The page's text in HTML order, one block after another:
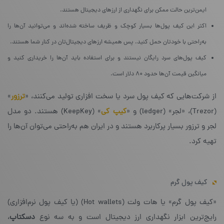
ایمن‌ترین حالت ممکن برای نگهداری از ارزهای دیجیتال هستند.
اکثر این کیف پول‌ها بسیار کوچک و ظریف ساخته شده‌اند و می‌توانید آن‌ها را
به‌راحتی با خودتان حمل کنید. پس همیشه ارزهای دیجیتال‌تان در کنار شما هستند.
کیف پول‌های سرد رایگان نیستند و برای استفاده باید آن‌ها را خریداری کنید و
میانگین قیمت آن‌ها حدود ۸۰ دلار است.
از شرکت‌هایی که کیف پول سرد یا سخت افزاری تولید می‌کنند، «ترزور»
(Trezor)، «لجر» (ledger) و «
کیپ‌ کی
»‌‌ (KeepKey) هستند. دو مدل
لجر و ترزور بسیار پرکاربرد هستند و در ایران هم به‌راحتی می‌توان آن‌ها را
تهیه کرد.
کیف پول گرم
«کیف پول گرم» یا هات ولت (Hot wallets) (یا کیف پول نرم‌افزاری)
رایج‌ترین ابزار نگهداری ارز دیجیتال است و به سه نوع دسکتاپ،